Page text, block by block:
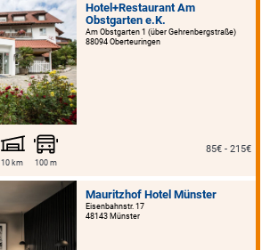
Hotel+Restaurant Am
Obstgarten e.K.
Am Obstgarten 1 (über Gehrenbergstraße)
88094 Oberteuringen
10 km 100 m
85€ - 215€
Mauritzhof Hotel Münster
Eisenbahnstr. 17
48143 Münster